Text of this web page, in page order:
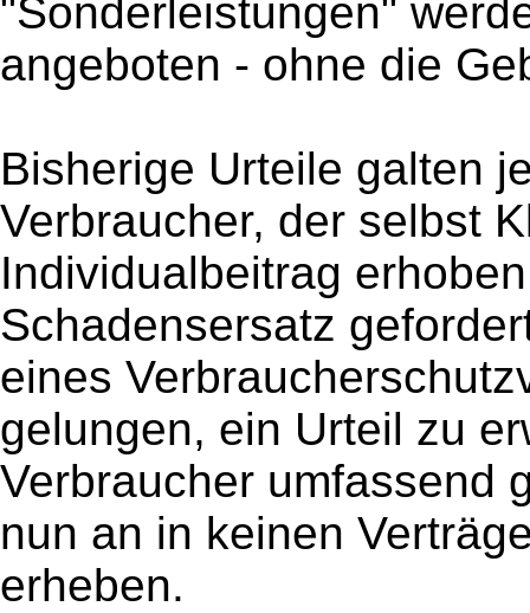
"Sonderleistungen"
angeboten - ohne die
Bisherige Urteile galten
Verbraucher, der selbst
Individualbeitrag
Schadensersatz
eines
gelungen, ein Urteil zu
Verbraucher umfassend
nun an in keinen
erheben.